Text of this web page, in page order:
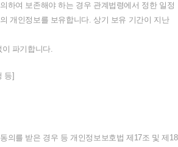
의하여 보존해야 하는 경우 관계법령에서 정한 일정
개인정보를 보유합니다. 상기 보유 기간이 지난
이 파기합니다.
등]
동의를 받은 경우 등 개인정보보호법 제 17조 및 제 18